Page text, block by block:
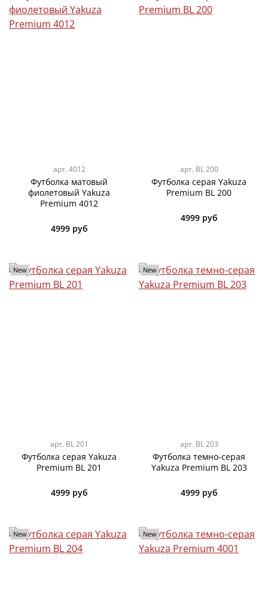
арт. 4012
Футболка матовый
фиолетовый Yakuza
Premium 4012
4999 руб
арт. BL 200
Футболка серая Yakuza
Premium BL 200
4999 руб
New
арт. BL 201
Футболка серая Yakuza
Premium BL 201
4999 руб
New
арт. BL 203
Футболка темно-серая
Yakuza Premium BL 203
4999 руб
New New